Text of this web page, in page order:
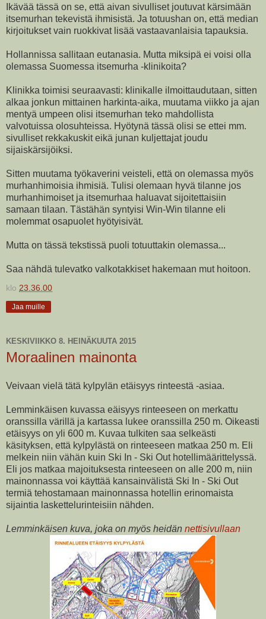
Ikävää tässä on se, että aivan sivulliset joutuvat kärsimään
itsemurhan tekevistä ihmisistä. Ja totuushan on, että median
kirjoitukset vain ruokkivat lisää vastaavanlaisia tapauksia.
Hollannissa sallitaan eutanasia. Mutta miksipä ei voisi olla
olemassa Suomessa itsemurha -klinikoita?
Klinikka toimisi seuraavasti: klinikalle ilmoittaudutaan, sitten
alkaa jonkun mittainen harkinta-aika, muutama viikko ja ajan
mentyä umpeen olisi itsemurhan teko mahdollista
valvotuissa olosuhteissa. Hyötynä tässä olisi se ettei mm.
sivulliset rekkakuskit eikä junan kuljettajat joudu
sijaiskärsijöiksi.
Sitten muutama työkaverini veisteli, että on olemassa myös
murhanhimoisia ihmisiä. Tulisi olemaan hyvä tilanne jos
murhanhimoiset ja itsemurhaa haluavat sijoitettaisiin
samaan tilaan. Tästähän syntyisi Win-Win tilanne eli
molemmat osapuolet hyötyisivät.
Mutta on tässä tekstissä puoli totuuttakin olemassa...
Saa nähdä tulevatko valkotakkiset hakemaan mut hoitoon.
klo 23.36.00
Jaa muille
KESKIVIIKKO 8. HEINÄKUUTA 2015
Moraalinen mainonta
Veivaan vielä tätä kylpylän etäisyys rinteestä -asiaa.
Lemminkäisen kuvassa eäisyys rinteeseen on merkattu
oranssilla värillä ja kartassa lukee oranssilla 250 m. Oikeasti
etäisyys on yli 600 m. Kuvaa tulkiten saa selkeästi
käsityksen, että kylpylästä on rinteeseen matkaa 250 m. Eli
melkein niin vähän kuin Ski In - Ski Out hotellimäärittelyssä.
Eli jos matkaa majoituksesta rinteeseen on alle 200 m, niin
mainonnassa voi käyttää kansainvälistä Ski In - Ski Out
termiä tehostamaan mainonnassa hotellin erinomaista
sijaintia laskettelurinteisiin nähden.
Lemminkäisen kuva, joka on myös heidän nettisivullaan